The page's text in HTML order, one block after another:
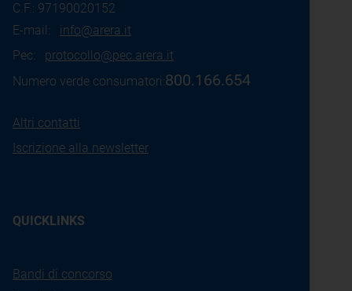
C.F.: 97190020152
E-mail: info@arera.it
Pec: protocollo@pec.arera.it
Numero verde consumatori:800.166.654
Altri contatti
Iscrizione alla newsletter
QUICKLINKS
Bandi di concorso